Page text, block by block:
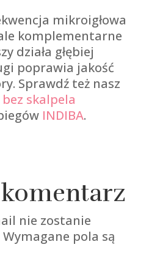
mikroigłowa
komplementarne
działa głębiej
poprawia jakość
Sprawdź też nasz
skalpela
INDIBA.
nie zostanie
Wymagane pola są